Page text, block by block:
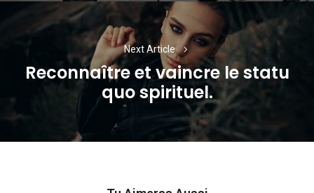
Next Article
Next
post:
Reconnaître et vaincre le statu
quo spirituel.